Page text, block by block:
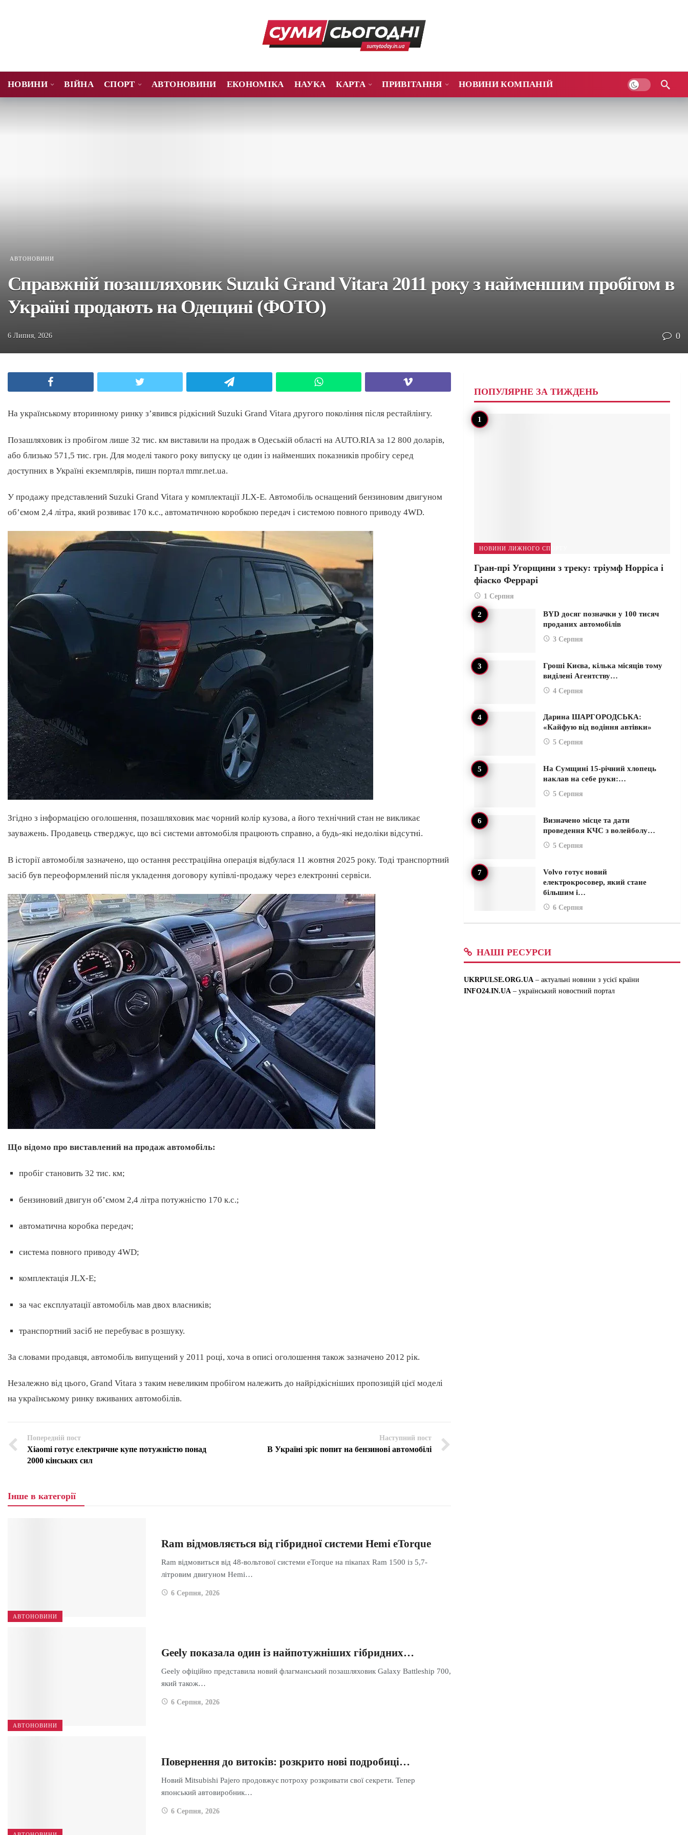
НОВИНИ ВІЙНА СПОРТ АВТОНОВИНИ ЕКОНОМІКА НАУКА КАРТА ПРИВІТАННЯ НОВИНИ КОМПАНІЙ
АВТОНОВИНИ
Справжній позашляховик Suzuki Grand Vitara 2011 року з найменшим пробігом в
Україні продають на Одещині (ФОТО)
6 Липня, 2026 0
На українському вторинному ринку з’явився рідкісний Suzuki Grand Vitara другого покоління після рестайлінгу.
Позашляховик із пробігом лише 32 тис. км виставили на продаж в Одеській області на AUTO.RIA за 12 800 доларів,
або близько 571,5 тис. грн. Для моделі такого року випуску це один із найменших показників пробігу серед
доступних в Україні екземплярів, пишн портал mmr.net.ua.
У продажу представлений Suzuki Grand Vitara у комплектації JLX-E. Автомобіль оснащений бензиновим двигуном
об’ємом 2,4 літра, який розвиває 170 к.с., автоматичною коробкою передач і системою повного приводу 4WD.
Згідно з інформацією оголошення, позашляховик має чорний колір кузова, а його технічний стан не викликає
зауважень. Продавець стверджує, що всі системи автомобіля працюють справно, а будь-які недоліки відсутні.
В історії автомобіля зазначено, що остання реєстраційна операція відбулася 11 жовтня 2025 року. Тоді транспортний
засіб був переоформлений після укладення договору купівлі-продажу через електронні сервіси.
Що відомо про виставлений на продаж автомобіль:
пробіг становить 32 тис. км;
бензиновий двигун об’ємом 2,4 літра потужністю 170 к.с.;
автоматична коробка передач;
система повного приводу 4WD;
комплектація JLX-E;
за час експлуатації автомобіль мав двох власників;
транспортний засіб не перебуває в розшуку.
За словами продавця, автомобіль випущений у 2011 році, хоча в описі оголошення також зазначено 2012 рік.
Незалежно від цього, Grand Vitara з таким невеликим пробігом належить до найрідкісніших пропозицій цієї моделі
на українському ринку вживаних автомобілів.
Попередній пост
Xiaomi готує електричне купе потужністю понад
2000 кінських сил
Наступний пост
В Україні зріс попит на бензинові автомобілі
Інше в категорії
АВТОНОВИНИ
Ram відмовляється від гібридної системи Hemi eTorque
Ram відмовиться від 48-вольтової системи eTorque на пікапах Ram 1500 із 5,7-
літровим двигуном Hemi…
6 Серпня, 2026
АВТОНОВИНИ
Geely показала один із найпотужніших гібридних…
Geely офіційно представила новий флагманський позашляховик Galaxy Battleship 700,
який також…
6 Серпня, 2026
Повернення до витоків: розкрито нові подробиці…
Новий Mitsubishi Pajero продовжує потроху розкривати свої секрети. Тепер
японський автовиробник…
6 Серпня, 2026
ПОПУЛЯРНЕ ЗА ТИЖДЕНЬ
НОВИНИ ЛИЖНОГО СПОРТУ
Гран-прі Угорщини з треку: тріумф Норріса і
фіаско Феррарі
1 Серпня
BYD досяг позначки у 100 тисяч
проданих автомобілів
3 Серпня
Гроші Києва, кілька місяців тому
виділені Агентству…
4 Серпня
Дарина ШАРГОРОДСЬКА:
«Кайфую від водіння автівки»
5 Серпня
На Сумщині 15-річний хлопець
наклав на себе руки:…
5 Серпня
Визначено місце та дати
проведення КЧС з волейболу…
5 Серпня
Volvo готує новий
електрокросовер, який стане
більшим і…
6 Серпня
НАШІ РЕСУРСИ
UKRPULSE.ORG.UA – актуальні новини з усієї країни
INFO24.IN.UA – український новостний портал